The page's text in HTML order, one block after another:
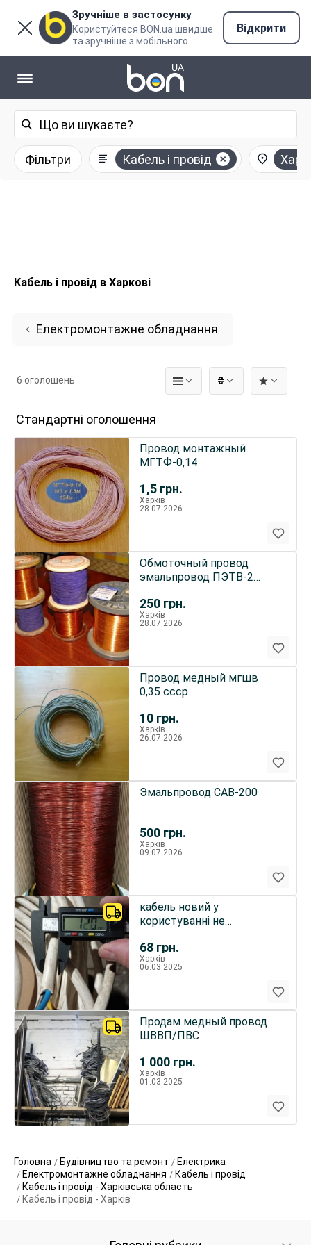
Зручніше в застосунку
Користуйтеся BON.ua швидше
та зручніше з мобільного
Відкрити
Фільтри Кабель і провід
Кабель і провід в Харкові
Електромонтажне обладнання
₴
6 оголошень
Стандартні оголошення
1,5 грн.
Провод монтажный
МГТФ-0,14
Харків
28.07.2026
250 грн.
Обмоточный провод
эмальпровод ПЭТВ-2
Харків
28.07.2026
10 грн.
Провод медный мгшв
0,35 ссср
Харків
26.07.2026
500 грн.
Эмальпровод CAB-200
Харків
09.07.2026
68 грн.
кабель новий у
користуванні не
будівництваза
Харків
06.03.2025
1 000 грн.
Продам медный провод
ШВВП/ПВС
Харків
01.03.2025
Головна Будівництво та ремонт
Електрика
Електромонтажне обладнання
Кабель і провід
Кабель і провід - Харківська область
Кабель і провід - Харків